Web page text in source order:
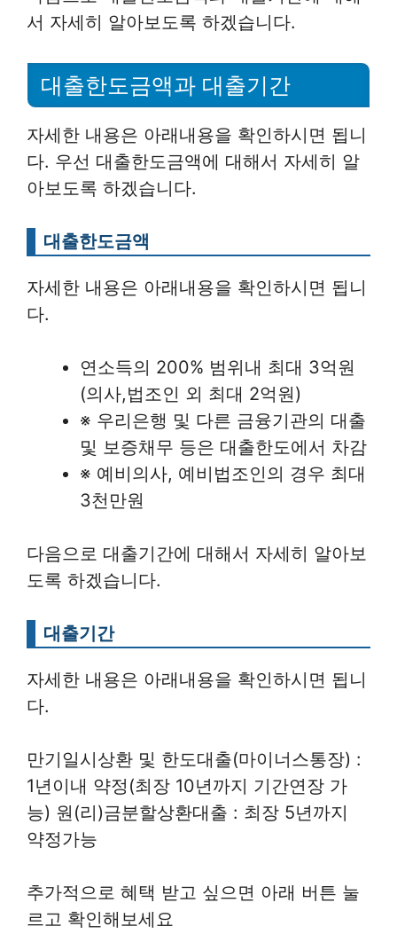
서 자세히 알아보도록 하겠습니다.
대출한도금액과 대출기간
자세한 내용은 아래내용을 확인하시면 됩니
다. 우선 대출한도금액에 대해서 자세히 알
아보도록 하겠습니다.
대출한도금액
자세한 내용은 아래내용을 확인하시면 됩니
다.
연소득의 200% 범위내 최대 3억원
(의사,법조인 외 최대 2억원)
※ 우리은행 및 다른 금융기관의 대출
및 보증채무 등은 대출한도에서 차감
※ 예비의사, 예비법조인의 경우 최대
3천만원
다음으로 대출기간에 대해서 자세히 알아보
도록 하겠습니다.
대출기간
자세한 내용은 아래내용을 확인하시면 됩니
다.
만기일시상환 및 한도대출(마이너스통장) :
1년이내 약정(최장 10년까지 기간연장 가
능) 원(리)금분할상환대출 : 최장 5년까지
약정가능
추가적으로 혜택 받고 싶으면 아래 버튼 눌
르고 확인해보세요